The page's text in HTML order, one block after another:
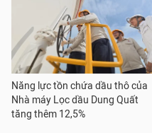
Năng lực tồn chứa dầu thô của
Nhà máy Lọc dầu Dung Quất
tăng thêm 12,5%